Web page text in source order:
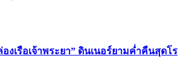
งเรือเจ้าพระยา” ดินเนอร์ยามค่ำคืนสุดโร